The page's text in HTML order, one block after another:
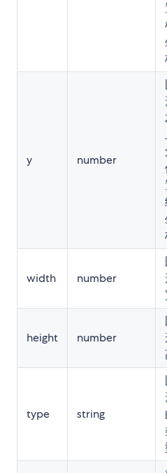
y number
width number
height number
type string